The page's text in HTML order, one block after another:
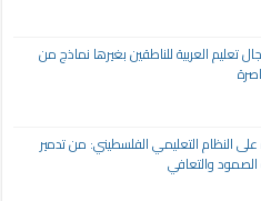
تعليم العربية للناطقين بغيرها نماذج من
وتأثيره على النظام التعليمي الفلسطيني: من تدمير
الصمود والتعافي